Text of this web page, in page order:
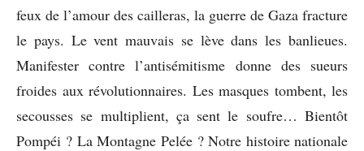
feux de l’amour des cailleras, la guerre de Gaza fracture
le pays. Le vent mauvais se lève dans les banlieues.
Manifester contre l’antisémitisme donne des sueurs
froides aux révolutionnaires. Les masques tombent, les
secousses se multiplient, ça sent le soufre… Bientôt
Pompéi ? La Montagne Pelée ? Notre histoire nationale